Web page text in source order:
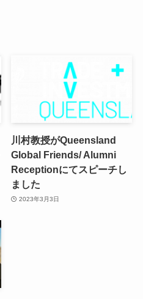
川村教授がQueensland
Global Friends/ Alumni
Receptionにてスピーチし
ました
2023年3月3日